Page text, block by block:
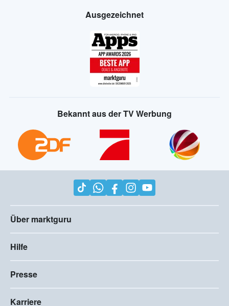
Ausgezeichnet
Bekannt aus der TV Werbung
Über marktguru
Hilfe
Presse
Karriere